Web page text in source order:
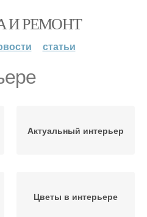
И РЕМОНТ
статьи
Актуальный интерьер
Цветы в интерьере